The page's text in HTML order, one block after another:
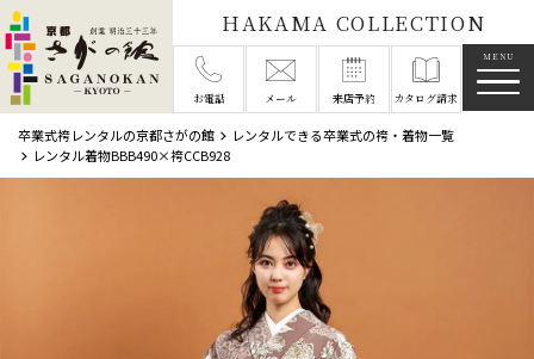
HAKAMA COLLECTION
お電話 メール 来店予約 カタログ請求
卒業式袴レンタルの京都さがの館
レンタルできる卒業式の袴・着物一覧
レンタル着物BBB490×袴CCB928
メニ